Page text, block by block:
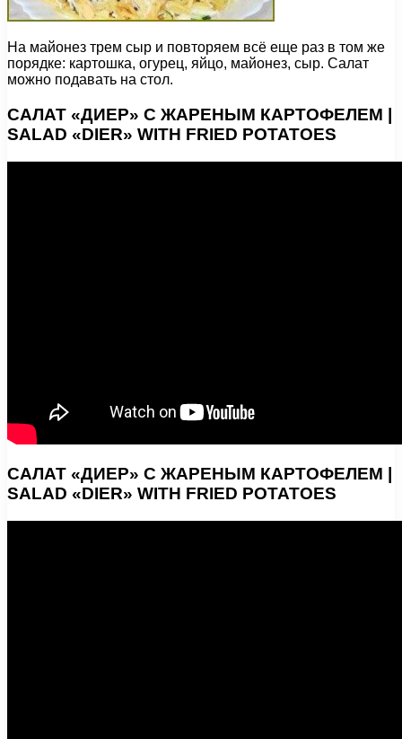
На майонез трем сыр и повторяем всё еще раз в том же
порядке: картошка, огурец, яйцо, майонез, сыр. Салат
можно подавать на стол.
САЛАТ «ДИЕР» С ЖАРЕНЫМ КАРТОФЕЛЕМ |
SALAD «DIER» WITH FRIED POTATOES
САЛАТ «ДИЕР» С ЖАРЕНЫМ КАРТОФЕЛЕМ |
SALAD «DIER» WITH FRIED POTATOES